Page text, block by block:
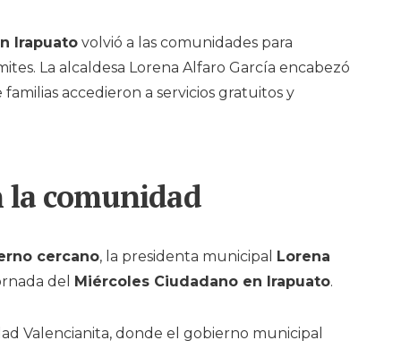
Irapuato volvió a las comunidades para
La alcaldesa Lorena Alfaro García encabezó
accedieron a servicios gratuitos y
comunidad
cercano, la presidenta municipal
Lorena
del Miércoles Ciudadano en Irapuato.
Valencianita, donde el gobierno municipal